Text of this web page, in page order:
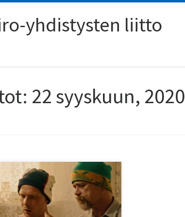
yhdistysten liitto
22 syyskuun, 2020
Pääru Oja on yksi Viron
tunnetuimmista elokuva- ja
teatteritähdistä ja myös
maailmalla nouseva nimi. viro.nyt